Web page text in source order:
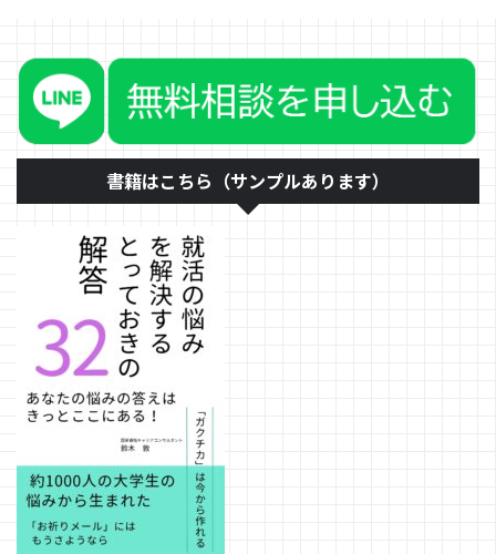
つに企業規模を分類します。それ
ぞれの規模に応じた企業では、働
き方や給料などにどのような差が
あるのかについてお伝えいたしま
書籍はこちら（サンプルあります）